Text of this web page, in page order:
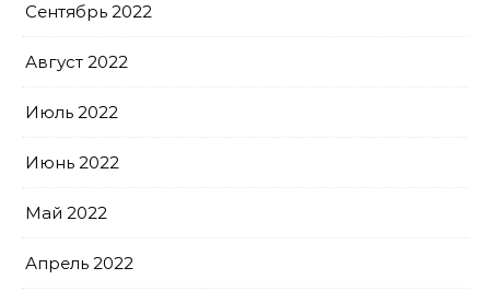
Сентябрь 2022
Август 2022
Июль 2022
Июнь 2022
Май 2022
Апрель 2022